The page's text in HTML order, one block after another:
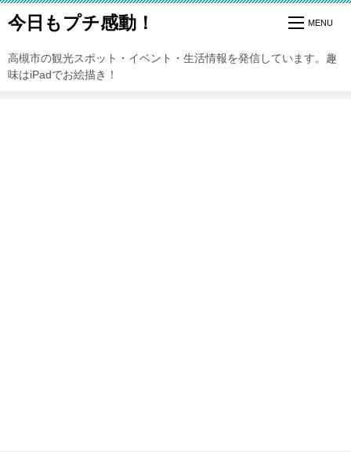
今日もプチ感動！
高槻市の観光スポット・イベント・生活情報を発信しています。趣
味はiPadでお絵描き！